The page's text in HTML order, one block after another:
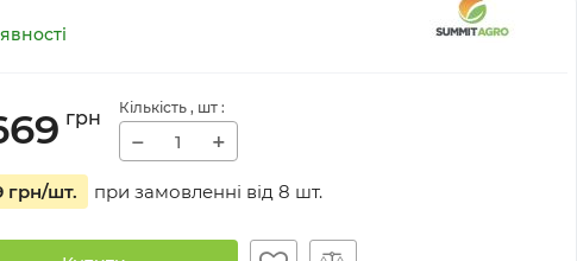
грн Кількість , шт :
− +
грн/шт. при замовленні від 8 шт.